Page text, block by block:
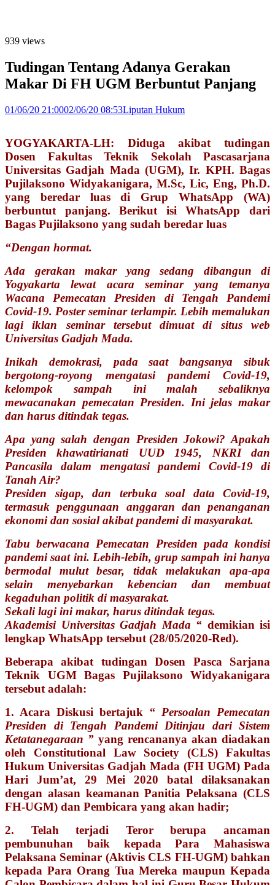
939 views
Tudingan Tentang Adanya Gerakan
Makar Di FH UGM Berbuntut Panjang
01/06/20 21:0002/06/20 08:53Liputan Hukum
YOGYAKARTA-LH: Diduga akibat tudingan
Dosen Fakultas Teknik Sekolah Pascasarjana
Universitas Gadjah Mada (UGM), Ir. KPH. Bagas
Pujilaksono Widyakanigara, M.Sc, Lic, Eng, Ph.D.
yang beredar luas di Grup WhatsApp (WA)
berbuntut panjang. Berikut isi WhatsApp dari
Bagas Pujilaksono yang sudah beredar luas
“Dengan hormat.
Ada gerakan makar yang sedang dibangun di
Yogyakarta lewat acara seminar yang temanya
Wacana Pemecatan Presiden di Tengah Pandemi
Covid-19. Poster seminar terlampir. Lebih memalukan
lagi iklan seminar tersebut dimuat di situs web
Universitas Gadjah Mada.
Inikah demokrasi, pada saat bangsanya sibuk
bergotong-royong mengatasi pandemi Covid-19,
kelompok sampah ini malah sebaliknya
mewacanakan pemecatan Presiden. Ini jelas makar
dan harus ditindak tegas.
Apa yang salah dengan Presiden Jokowi? Apakah
Presiden khawatirianati UUD 1945, NKRI dan
Pancasila dalam mengatasi pandemi Covid-19 di
Tanah Air?
Presiden sigap, dan terbuka soal data Covid-19,
termasuk penggunaan anggaran dan penanganan
ekonomi dan sosial akibat pandemi di masyarakat.
Tabu berwacana Pemecatan Presiden pada kondisi
pandemi saat ini. Lebih-lebih, grup sampah ini hanya
bermodal mulut besar, tidak melakukan apa-apa
selain menyebarkan kebencian dan membuat
kegaduhan politik di masyarakat.
Sekali lagi ini makar, harus ditindak tegas.
Akademisi Universitas Gadjah Mada “ demikian isi
lengkap WhatsApp tersebut (28/05/2020-Red).
Beberapa akibat tudingan Dosen Pasca Sarjana
Teknik UGM Bagas Pujilaksono Widyakanigara
tersebut adalah:
1. Acara Diskusi bertajuk “ Persoalan Pemecatan
Presiden di Tengah Pandemi Ditinjau dari Sistem
Ketatanegaraan ” yang rencananya akan diadakan
oleh Constitutional Law Society (CLS) Fakultas
Hukum Universitas Gadjah Mada (FH UGM) Pada
Hari Jum’at, 29 Mei 2020 batal dilaksanakan
dengan alasan keamanan Panitia Pelaksana (CLS
FH-UGM) dan Pembicara yang akan hadir;
2. Telah terjadi Teror berupa ancaman
pembunuhan baik kepada Para Mahasiswa
Pelaksana Seminar (Aktivis CLS FH-UGM) bahkan
kepada Para Orang Tua Mereka maupun Kepada